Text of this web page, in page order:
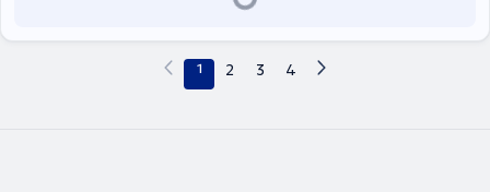
1 2 3 4